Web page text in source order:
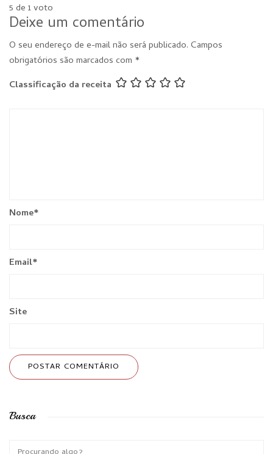
5 de 1 voto
Deixe um comentário
O seu endereço de e-mail não será publicado. Campos
obrigatórios são marcados com *
Classificação da receita
Nome*
Email*
Site
Busca